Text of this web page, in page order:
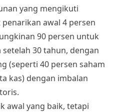
yang mengikuti
awal 4 persen
90 persen untuk
30 tahun, dengan
(seperti 40 persen saham
kas) dengan imbalan
awal yang baik, tetapi